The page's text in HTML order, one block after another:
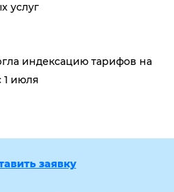
услуг
индексацию тарифов на
1 июля
заявку